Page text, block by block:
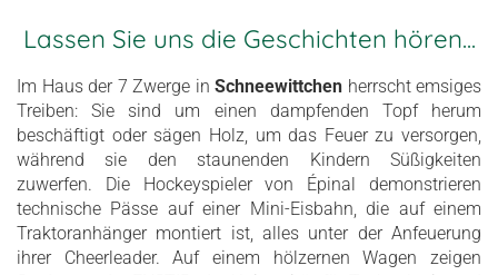
Lassen Sie uns die Geschichten hören...
Im Haus der 7 Zwerge in Schneewittchen herrscht emsiges
Treiben: Sie sind um einen dampfenden Topf herum
beschäftigt oder sägen Holz, um das Feuer zu versorgen,
während sie den staunenden Kindern Süßigkeiten
zuwerfen. Die Hockeyspieler von Épinal demonstrieren
technische Pässe auf einer Mini-Eisbahn, die auf einem
Traktoranhänger montiert ist, alles unter der Anfeuerung
ihrer Cheerleader. Auf einem hölzernen Wagen zeigen